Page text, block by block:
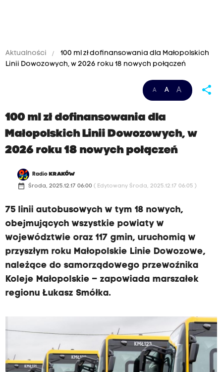
Aktualności
100 ml zł dofinansowania dla Małopolskich
Linii Dowozowych, w 2026 roku 18 nowych połączeń
A A A share
100 ml zł dofinansowania dla
Małopolskich Linii Dowozowych, w
2026 roku 18 nowych połączeń
Radio KRAKÓW
date_range Środa, 2025.12.17 06:00 ( Edytowany Środa, 2025.12.17 06:05 )
75 linii autobusowych w tym 18 nowych,
obejmujących wszystkie powiaty w
województwie oraz 117 gmin, uruchomią w
przyszłym roku Małopolskie Linie Dowozowe,
należące do samorządowego przewoźnika
Koleje Małopolskie – zapowiada marszałek
regionu Łukasz Smółka.